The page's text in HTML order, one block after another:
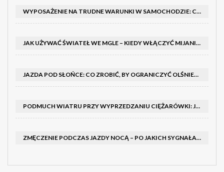
WYPOSAŻENIE NA TRUDNE WARUNKI W SAMOCHODZIE: CO MIEĆ ZIMĄ, W TRASIE I NA WYPADEK AWARII
JAK UŻYWAĆ ŚWIATEŁ WE MGLE – KIEDY WŁĄCZYĆ MIJANIA I PRZECIWMGIELNE ORAZ CZEGO NIE ROBIĆ
JAZDA POD SŁOŃCE: CO ZROBIĆ, BY OGRANICZYĆ OLŚNIENIE I POPRAWIĆ WIDOCZNOŚĆ
PODMUCH WIATRU PRZY WYPRZEDZANIU CIĘŻARÓWKI: JAK UTRZYMAĆ TOR JAZDY I OPANOWAĆ AUTO
ZMĘCZENIE PODCZAS JAZDY NOCĄ – PO JAKICH SYGNAŁACH ROZPOZNAĆ SENNOŚĆ ZA KIEROWNICĄ I KIEDY ZROBIĆ PRZERWĘ